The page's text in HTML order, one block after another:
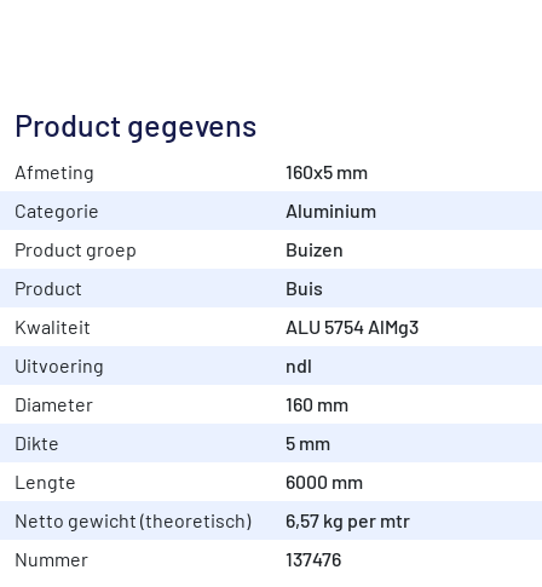
Product gegevens
Afmeting
160x5 mm
Categorie
Aluminium
Product groep
Buizen
Product
Buis
Kwaliteit
ALU 5754 AlMg3
Uitvoering
ndl
Diameter
160 mm
Dikte
5 mm
Lengte
6000 mm
Netto gewicht (theoretisch)
6,57 kg per mtr
Nummer
137476